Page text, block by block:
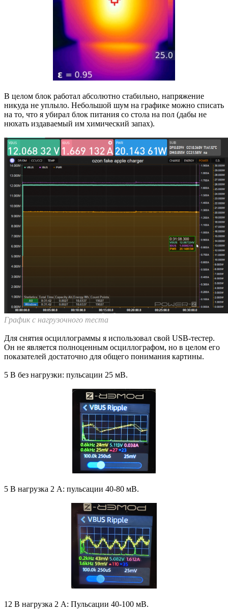
В целом блок работал абсолютно стабильно, напряжение
никуда не уплыло. Небольшой шум на графике можно списать
на то, что я убирал блок питания со стола на пол (дабы не
нюхать издаваемый им химический запах).
График с нагрузочного теста
Для снятия осциллограммы я использовал свой USB-тестер.
Он не является полноценным осциллографом, но в целом его
показателей достаточно для общего понимания картины.
5 В без нагрузки: пульсации 25 мВ.
5 В нагрузка 2 А: пульсации 40-80 мВ.
12 В нагрузка 2 А: Пульсации 40-100 мВ.